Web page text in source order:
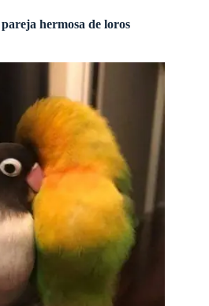
pareja hermosa de loros